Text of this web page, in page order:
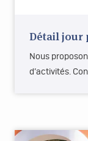
Détail jour
Nous
d’activités.